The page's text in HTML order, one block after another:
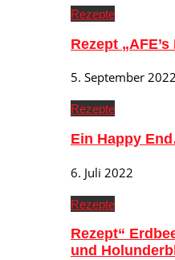
Rezepte
Rezept
5. September 2022
Rezepte
Ein Happy
6. Juli 2022
Rezepte
Rezept“
und